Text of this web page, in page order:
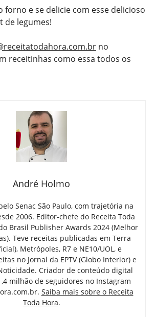
forno e se delicie com esse delicioso
de legumes!
no
receitinhas como essa todos os
André Holmo
Senac São Paulo, com trajetória na
2006. Editor-chefe do Receita Toda
Brasil Publisher Awards 2024 (Melhor
Teve receitas publicadas em Terra
Metrópoles, R7 e NE10/UOL, e
no Jornal da EPTV (Globo Interior) e
Criador de conteúdo digital
milhão de seguidores no Instagram
Saiba mais sobre o Receita
Toda Hora.